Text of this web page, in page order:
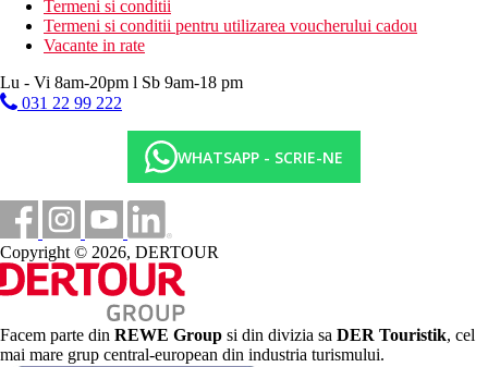
sala de fitness
tratamente spa
Dieta
Mic dejun (BB) – mic dejun tip bufet.
Demipensiune (DP) – mic dejun si cina tip bufet. Bauturile sunt
All Inclusive (AI) – mic dejun, pranz, cina tip bufet, intre mese:
gustari, cafea, ceai, prajituri. Bauturile alcoolice si racoritoare
Categoria oficiala
4 stele
Site web
https://www.melia.com/en/hotels/spain/malaga/sol-guadalmar
Distanţe
Termeni si conditii
Termeni si conditii pentru utilizarea voucherului cadou
Vacante in rate
Lu - Vi 8am-20pm l Sb 9am-18 pm
031 22 99 222
WHATSAPP - SCRIE-NE
Copyright © 2026, DERTOUR
Facem parte din REWE Group si din divizia sa DER Touristik, cel
mai mare grup central-european din industria turismului.